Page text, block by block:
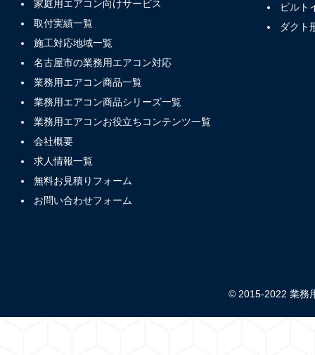
家庭用エアコン向けサービス
取付実績一覧
施工対応地域一覧
名古屋市の業務用エアコン対応
業務用エアコン商品一覧
業務用エアコン商品シリーズ一覧
業務用エアコンお役立ちコンテンツ一覧
会社概要
求人情報一覧
無料お見積りフォーム
お問い合わせフォーム
ビルト
ダクト
© 2015-2022 業務